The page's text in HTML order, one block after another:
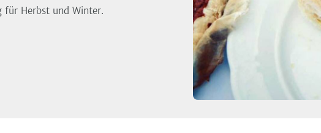
für Herbst und Winter.